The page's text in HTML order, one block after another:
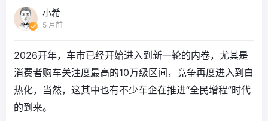
小希
5 月前
2026开年，车市已经开始进入到新一轮的内卷，尤其是
消费者购车关注度最高的10万级区间，竞争再度进入到白
热化，当然，这其中也有不少车企在推进“全民增程”时代
的到来。